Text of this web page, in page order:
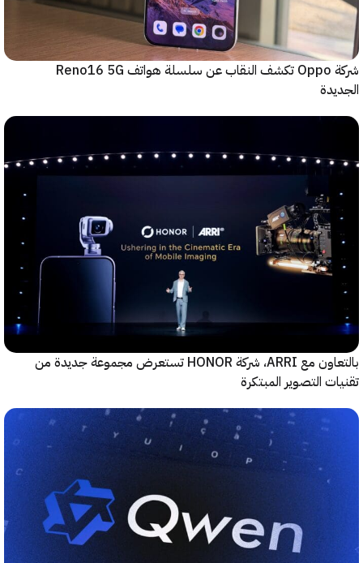
شركة Oppo تكشف النقاب عن سلسلة هواتف Reno16 5G
بالتعاون مع ARRI، شركة HONOR تستعرض مجموعة جديدة من
التصوير المبتكرة